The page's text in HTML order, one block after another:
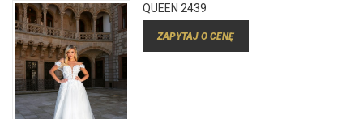
QUEEN 2439
ZAPYTAJ O CENĘ